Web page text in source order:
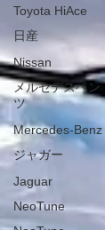
Toyota HiAce
日産
Nissan
メルセデスベン
ツ
Mercedes-Benz
ジャガー
Jaguar
NeoTune